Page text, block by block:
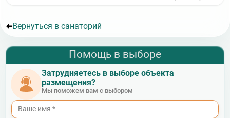
Вернуться в санаторий
Помощь в выборе
Затрудняетесь в выборе объекта
размещения?
Мы поможем вам с выбором